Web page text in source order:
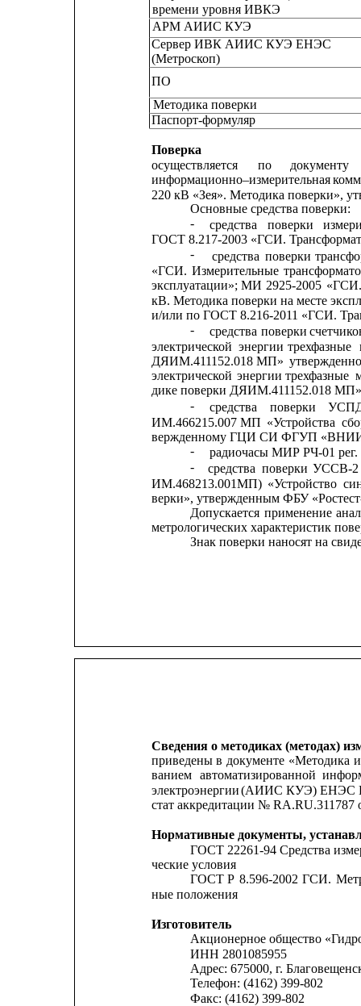
времени уровня ИВКЭ
АРМ АИИС КУЭ
Сервер ИВК АИИС КУЭ ЕНЭС
(Метроскоп)
ПО
Методика поверки
Паспорт-формуляр
Поверка
осуществляется
по
документу
информационно–измерительная
220 кВ «Зея». Методика
Основные средства поверки:
-
средства поверки
ГОСТ 8.217-2003 «ГСИ.
-
средства поверки
«ГСИ. Измерительные
эксплуатации»; МИ 2925-2005
кВ. Методика поверки на месте
и/или по ГОСТ 8.216-2011 «ГСИ.
-
средства поверки
электрической энергии трехфазные
ДЯИМ.411152.018 МП»
электрической энергии трехфазные
дике поверки ДЯИМ.411152.018 МП»
-
средства поверки
ИМ.466215.007 МП «Устройства
вержденному ГЦИ СИ ФГУП
-
радиочасы МИР РЧ-01
-
средства поверки УССВ-2
ИМ.468213.001МП) «Устройство
верки», утвержденным ФБУ
Допускается применение
метрологических характеристик
Знак поверки наносят на
Сведения о методиках (методах)
приведены в документе «Методика
ванием автоматизированной
электроэнергии (АИИС КУЭ) ЕНЭС
стат аккредитации № RA.RU.311787
Нормативные документы,
ГОСТ 22261-94 Средства
ческие условия
ГОСТ Р 8.596-2002 ГСИ.
ные положения
Изготовитель
Акционерное общество
ИНН 2801085955
Адрес: 675000, г.
Телефон: (4162) 399-802
Факс: (4162) 399-802